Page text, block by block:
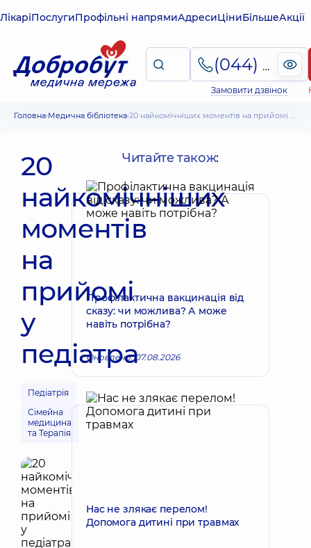
ЛікаріПослугиПрофільні напрямиАдресиЦіниБільшеАкції
(044) 495-2-888
Замовити дзвінок
Головна Медична бібліотека 20 найкомічніших моментів на прийомі у педіатра
20
найкомічніших
моментів
на
прийомі
у
педіатра
Педіатрія
Сімейна
медицина
та Терапія
Читайте також:
Профілактична вакцинація від
сказу: чи можлива? А може
навіть потрібна?
Оновлено: 07.08.2026
Нас не злякає перелом!
Допомога дитині при травмах